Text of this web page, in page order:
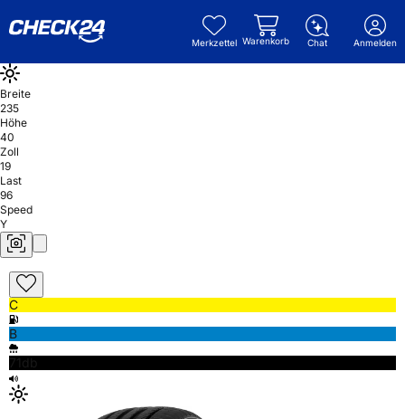
Merkzettel Warenkorb Chat Anmelden
Breite
235
Höhe
40
Zoll
19
Last
96
Speed
Y
C
B
71db